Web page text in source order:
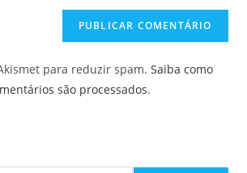
para reduzir spam.Saiba como
são processados.